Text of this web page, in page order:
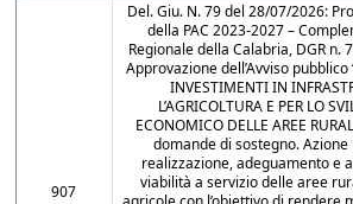
907
Del. Giu. N. 79 del 28/07/2026:
della PAC 2023-2027 –
Regionale della Calabria, DGR n.
Approvazione dell’Avviso pubblico
INVESTIMENTI IN
L’AGRICOLTURA E PER LO
ECONOMICO DELLE AREE
domande di sostegno.
realizzazione, adeguamento e
viabilità a servizio delle aree